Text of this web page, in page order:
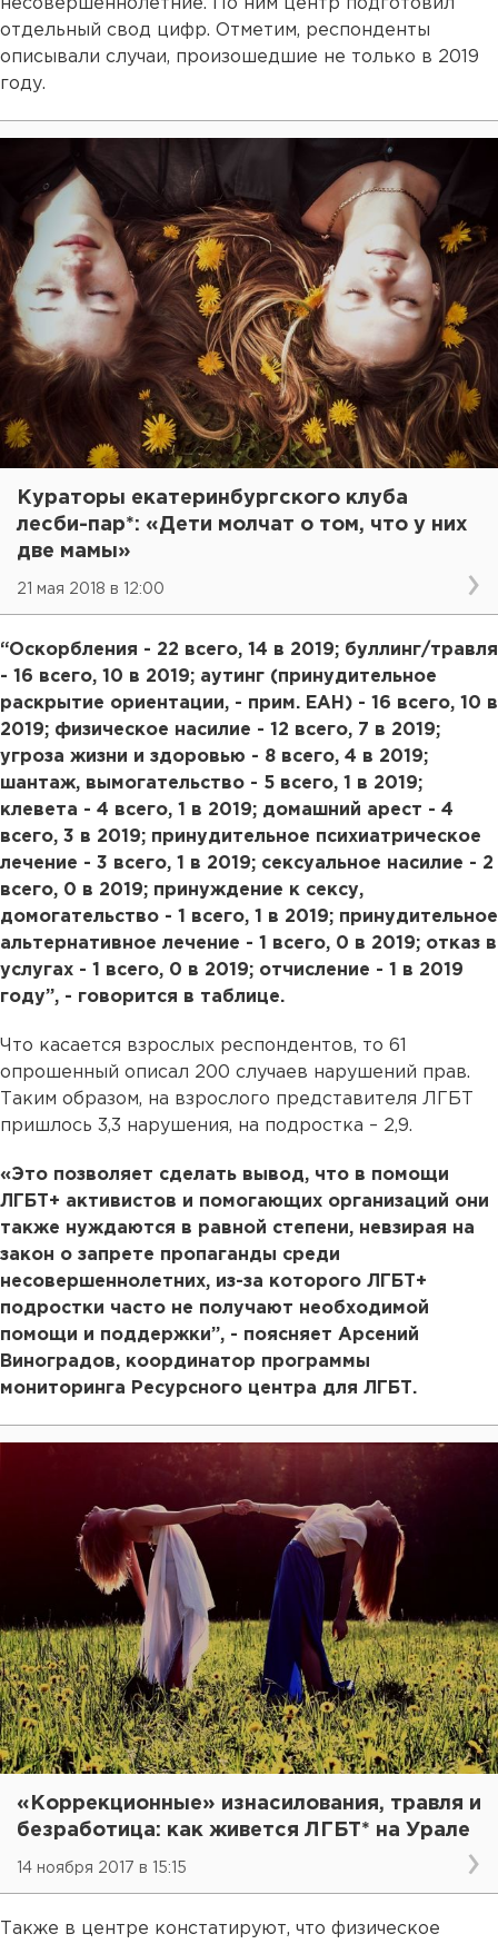
несовершеннолетние. По ним центр подготовил
отдельный свод цифр. Отметим, респонденты
описывали случаи, произошедшие не только в 2019
году.
Кураторы екатеринбургского клуба
лесби-пар*: «Дети молчат о том, что у них
две мамы»
21 мая 2018 в 12:00
“Оскорбления - 22 всего, 14 в 2019; буллинг/травля
- 16 всего, 10 в 2019; аутинг (принудительное
раскрытие ориентации, - прим. ЕАН) - 16 всего, 10 в
2019; физическое насилие - 12 всего, 7 в 2019;
угроза жизни и здоровью - 8 всего, 4 в 2019;
шантаж, вымогательство - 5 всего, 1 в 2019;
клевета - 4 всего, 1 в 2019; домашний арест - 4
всего, 3 в 2019; принудительное психиатрическое
лечение - 3 всего, 1 в 2019; сексуальное насилие - 2
всего, 0 в 2019; принуждение к сексу,
домогательство - 1 всего, 1 в 2019; принудительное
альтернативное лечение - 1 всего, 0 в 2019; отказ в
услугах - 1 всего, 0 в 2019; отчисление - 1 в 2019
году”, - говорится в таблице.
Что касается взрослых респондентов, то 61
опрошенный описал 200 случаев нарушений прав.
Таким образом, на взрослого представителя ЛГБТ
пришлось 3,3 нарушения, на подростка – 2,9.
«Это позволяет сделать вывод, что в помощи
ЛГБТ+ активистов и помогающих организаций они
также нуждаются в равной степени, невзирая на
закон о запрете пропаганды среди
несовершеннолетних, из-за которого ЛГБТ+
подростки часто не получают необходимой
помощи и поддержки”, - поясняет Арсений
Виноградов, координатор программы
мониторинга Ресурсного центра для ЛГБТ.
«Коррекционные» изнасилования, травля и
безработица: как живется ЛГБТ* на Урале
14 ноября 2017 в 15:15
Также в центре констатируют, что физическое